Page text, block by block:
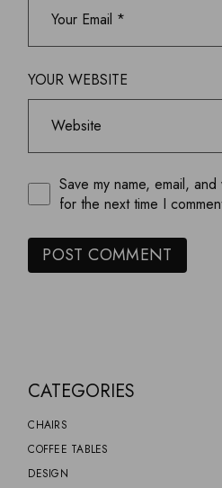
YOUR WEBSITE
Save my name, email,
for the next time I
POST COMMENT
CATEGORIES
CHAIRS
COFFEE TABLES
DESIGN